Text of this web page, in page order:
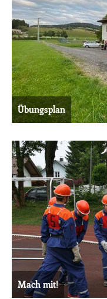
Übungsplan
Mach mit!